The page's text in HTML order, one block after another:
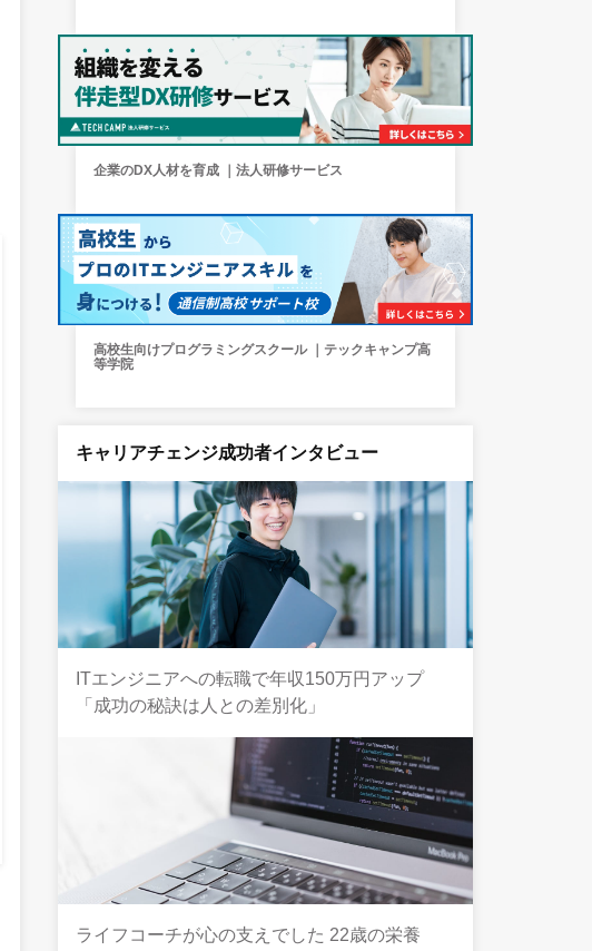
企業のDX人材を育成 ｜法人研修サービス
高校生向けプログラミングスクール ｜テックキャンプ高
等学院
キャリアチェンジ成功者インタビュー
ITエンジニアへの転職で年収150万円アップ
「成功の秘訣は人との差別化」
ライフコーチが心の支えでした 22歳の栄養